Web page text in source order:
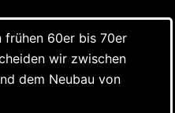
frühen 60er bis 70er
wir zwischen
dem Neubau von